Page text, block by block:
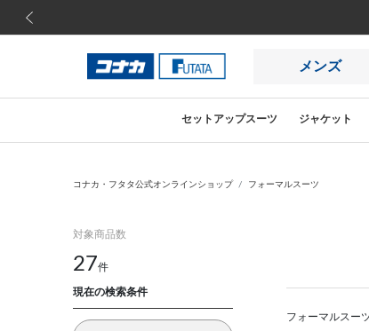
メンズ
セットアップスーツ ジャケット
コナカ・フタタ公式オンラインショップ フォーマルスーツ
対象商品数
27件
現在の検索条件
フォーマルスー